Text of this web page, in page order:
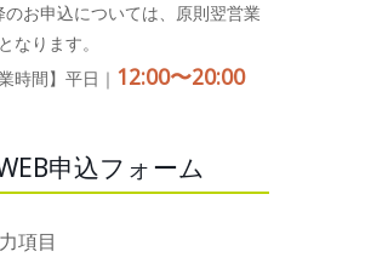
のお申込については、原則翌営業
なります。
時間】平日｜ 12:00〜20:00
申込フォーム
項目